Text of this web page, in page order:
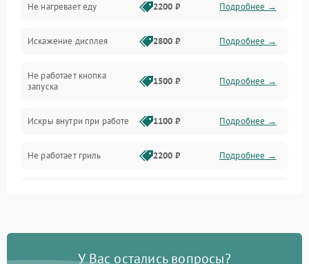
Механические повреждения
Питание и запуск
Нагрев и приготовление
Программное обеспечение
Не нагревает еду 2200 ₽ Подробнее →
Искажение дисплея 2800 ₽ Подробнее →
Не работает кнопка
запуска
1500 ₽ Подробнее →
Искры внутри при работе 1100 ₽ Подробнее →
Не работает гриль 2200 ₽ Подробнее →
Появление запаха гари 2400 ₽ Подробнее →
У Вас остались вопросы?